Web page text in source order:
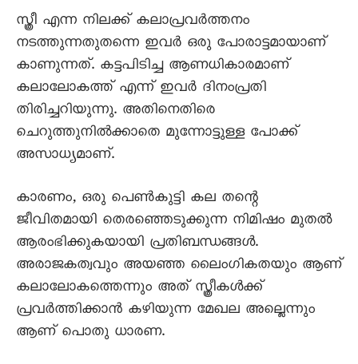
സ്ത്രീ എന്ന നിലക്ക് കലാപ്രവർത്തനം
നടത്തുന്നതുതന്നെ ഇവർ ഒരു പോരാട്ടമായാണ്
കാണുന്നത്. കട്ടപിടിച്ച ആണധികാരമാണ്
കലാലോകത്ത് എന്ന് ഇവർ ദിനംപ്രതി
തിരിച്ചറിയുന്നു. അതിനെതിരെ
ചെറുത്തുനിൽക്കാതെ മുന്നോട്ടുള്ള പോക്ക്
അസാധ്യമാണ്.
കാരണം, ഒരു പെൺകുട്ടി കല തന്റെ
ജീവിതമായി തെരഞ്ഞെടുക്കുന്ന നിമിഷം മുതൽ
ആരംഭിക്കുകയായി പ്രതിബന്ധങ്ങൾ.
അരാജകത്വവും അയഞ്ഞ ലൈംഗികതയും ആണ്
കലാലോകത്തെന്നും അത് സ്ത്രീകൾക്ക്
പ്രവർത്തിക്കാൻ കഴിയുന്ന മേഖല അല്ലെന്നും
ആണ് പൊതു ധാരണ.